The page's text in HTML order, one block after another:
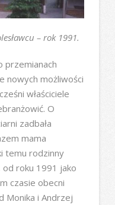
– rok 1991.
przemianach
nowych możliwości
właściciele
O
zadbała
mama
temu rodzinny
od roku 1991 jako
czasie obecni
Monika i Andrzej